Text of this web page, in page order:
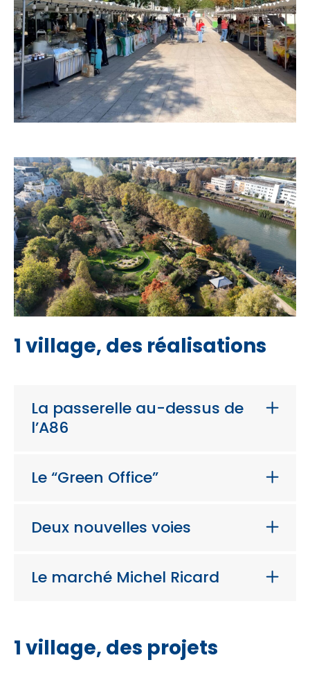
1 village, des réalisations
La passerelle au-dessus de
l’A86
Le “Green Office”
Deux nouvelles voies
Le marché Michel Ricard
1 village, des projets